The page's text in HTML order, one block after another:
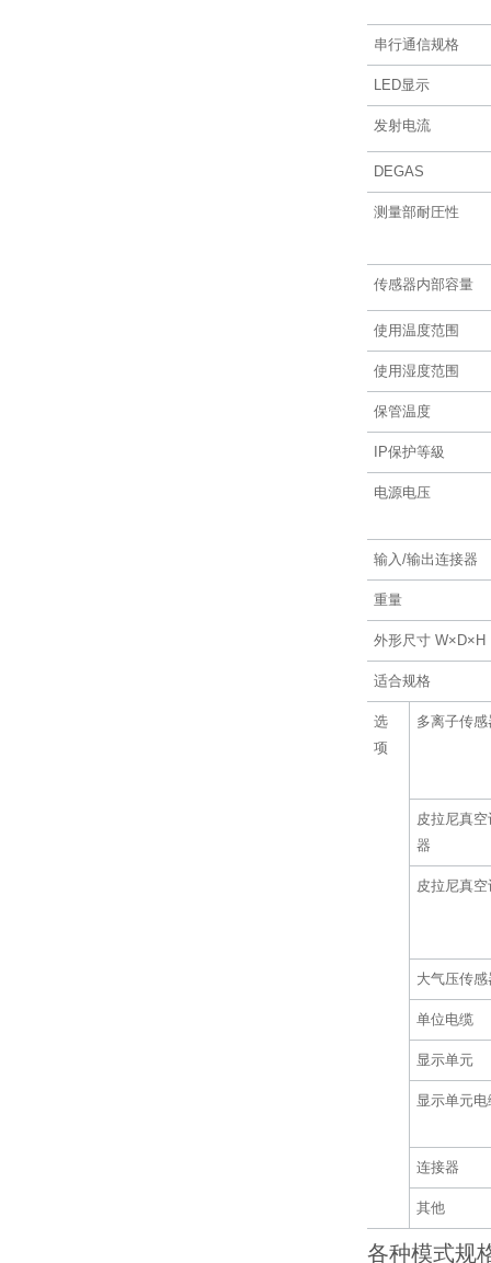
串行通信规格
LED显示
发射电流
DEGAS
测量部耐圧性
传感器内部容量
使用温度范围
使用湿度范围
保管温度
IP保护等級
电源电压
输入/输出连接器
重量
外形尺寸 W×D×H
适合规格
选
项
多离子传感
皮拉尼真
器
皮拉尼真空
大气压传感
单位电缆
显示单元
显示单元电
连接器
其他
各种模式规